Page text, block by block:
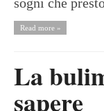
Read more »
La
sapere